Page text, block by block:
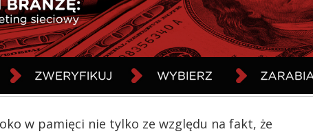
w pamięci nie tylko ze względu na fakt, że